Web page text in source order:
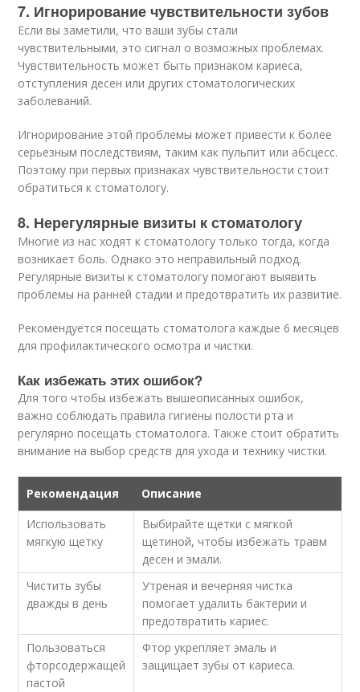
7. Игнорирование чувствительности зубов
Если вы заметили, что ваши зубы стали
чувствительными, это сигнал о возможных проблемах.
Чувствительность может быть признаком кариеса,
отступления десен или других стоматологических
заболеваний.
Игнорирование этой проблемы может привести к более
серьезным последствиям, таким как пульпит или абсцесс.
Поэтому при первых признаках чувствительности стоит
обратиться к стоматологу.
8. Нерегулярные визиты к стоматологу
Многие из нас ходят к стоматологу только тогда, когда
возникает боль. Однако это неправильный подход.
Регулярные визиты к стоматологу помогают выявить
проблемы на ранней стадии и предотвратить их развитие.
Рекомендуется посещать стоматолога каждые 6 месяцев
для профилактического осмотра и чистки.
Как избежать этих ошибок?
Для того чтобы избежать вышеописанных ошибок,
важно соблюдать правила гигиены полости рта и
регулярно посещать стоматолога. Также стоит обратить
внимание на выбор средств для ухода и технику чистки.
Рекомендация
Описание
Использовать
мягкую щетку
Выбирайте щетки с мягкой
щетиной, чтобы избежать травм
десен и эмали.
Чистить зубы
дважды в день
Утреная и вечерняя чистка
помогает удалить бактерии и
предотвратить кариес.
Пользоваться
фторсодержащей
пастой
Фтор укрепляет эмаль и
защищает зубы от кариеса.